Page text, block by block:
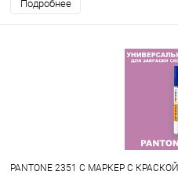
Подробнее
PANTONE 2351 C МАРКЕР С КРАСКОЙ